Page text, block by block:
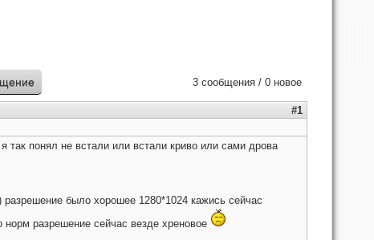
3 сообщения / 0 новое
#1
понял не встали или встали криво или сами дрова
было хорошее 1280*1024 кажись сейчас
разрешение сейчас везде хреновое